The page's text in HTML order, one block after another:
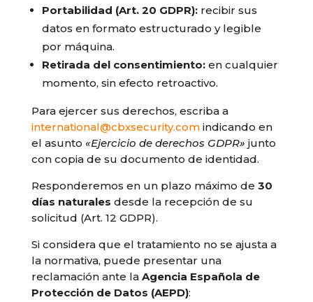
Portabilidad (Art. 20 GDPR):recibir sus
datos en formato estructurado y legible
por máquina.
Retirada del consentimiento:en cualquier
momento, sin efecto retroactivo.
Para ejercer sus derechos, escriba a
international@cbxsecurity.comindicando en
el asunto «Ejercicio de derechos GDPR» junto
con copia de su documento de identidad.
Responderemos en un plazo máximo de 30
días naturales desde la recepción de su
solicitud (Art. 12 GDPR).
Si considera que el tratamiento no se ajusta a
la normativa, puede presentar una
reclamación ante la Agencia Española de
Protección de Datos (AEPD):